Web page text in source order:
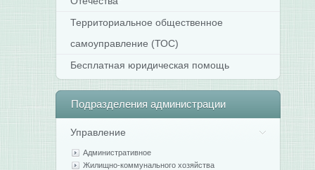
Территориальное общественное
самоуправление (ТОС)
Бесплатная юридическая помощь
Подразделения администрации
Управление
Административное
Жилищно-коммунального хозяйства